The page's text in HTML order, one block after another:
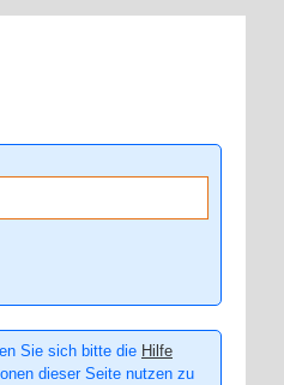
Sie sich bitte die Hilfe
dieser Seite nutzen zu